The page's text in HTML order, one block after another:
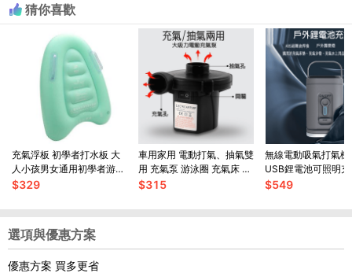
猜你喜歡
充氣浮板 初學者打水板 大
人小孩男女通用初學者游泳
板 游泳裝備【SV9682】
$329
車用家用 電動打氣、抽氣雙
用 充氣泵 游泳圈 充氣床 附
3種氣嘴【SV61232】
$315
無線電動吸氣打氣機
USB鋰電池可照明
可用真空袋充氣墊
$549
選項與優惠方案
優惠方案 買多更省